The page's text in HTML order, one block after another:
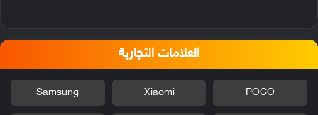
العلامات التجارية
POCO
Xiaomi
Samsung